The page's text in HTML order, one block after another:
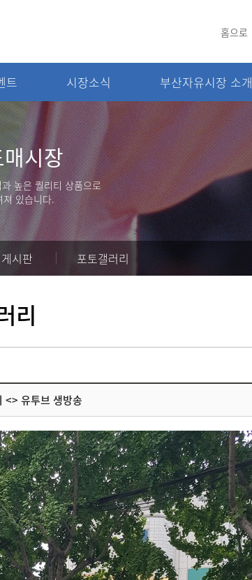
홈으로
트 시장소식 부산자유시장 소개
행사 및 이벤트
사 및 이벤트
객 참여 게시판
토갤러리
커뮤니티
시장소식
시장
높은 퀄리티 상품으로
져 있습니다.
시판 포토갤러리
리
<> 유투브 생방송